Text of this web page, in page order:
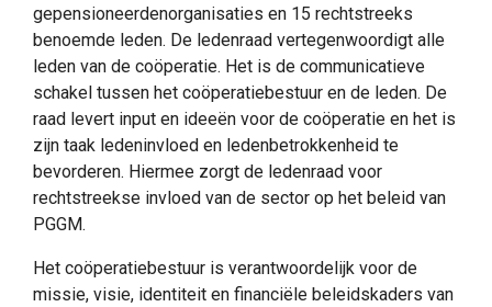
gepensioneerdenorganisaties en 15 rechtstreeks
benoemde leden. De ledenraad vertegenwoordigt alle
leden van de coöperatie. Het is de communicatieve
schakel tussen het coöperatiebestuur en de leden. De
raad levert input en ideeën voor de coöperatie en het is
zijn taak ledeninvloed en ledenbetrokkenheid te
bevorderen. Hiermee zorgt de ledenraad voor
rechtstreekse invloed van de sector op het beleid van
PGGM.
Het coöperatiebestuur is verantwoordelijk voor de
missie, visie, identiteit en financiële beleidskaders van